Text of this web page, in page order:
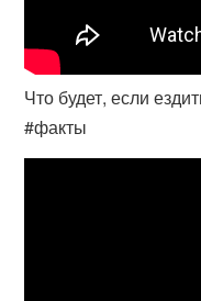
Что будет, если
#факты